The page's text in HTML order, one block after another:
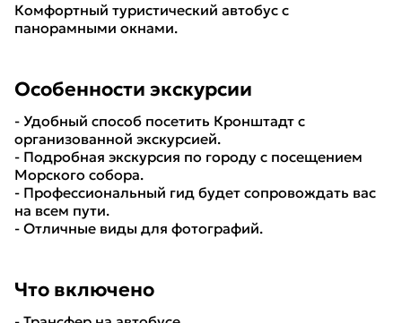
Комфортный туристический автобус с
панорамными окнами.
Особенности экскурсии
- Удобный способ посетить Кронштадт с
организованной экскурсией.
- Подробная экскурсия по городу с посещением
Морского собора.
- Профессиональный гид будет сопровождать вас
на всем пути.
- Отличные виды для фотографий.
Что включено